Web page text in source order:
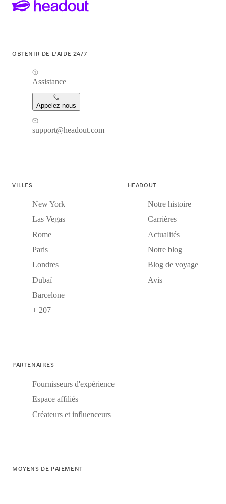
OBTENIR DE L'AIDE 24/7
Assistance
Appelez-nous
support@headout.com
VILLES
New York
Las Vegas
Rome
Paris
Londres
Dubaï
Barcelone
+ 207
HEADOUT
Notre histoire
Carrières
Actualités
Notre blog
Blog de voyage
Avis
PARTENAIRES
Fournisseurs d'expérience
Espace affiliés
Créateurs et influenceurs
MOYENS DE PAIEMENT